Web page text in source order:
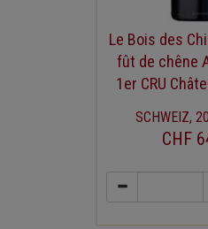
Le Bois des
fût de chêne
1er CRU
SCHWEIZ,
CHF